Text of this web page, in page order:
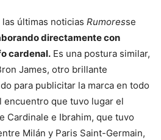
últimas noticias Rumoresse
directamente con
cardenal. Es una postura similar,
James, otro brillante
para publicitar la marca en todo
encuentro que tuvo lugar el
Cardinale e Ibrahim, que tuvo
Milán y Paris Saint-Germain,